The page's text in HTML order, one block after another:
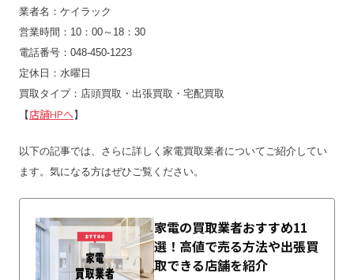
業者名：ケイラック
営業時間：10：00～18：30
電話番号：048-450-1223
定休日：水曜日
買取タイプ：店頭買取・出張買取・宅配買取
【 店舗HPへ】
以下の記事では、さらに詳しく家電買取業者についてご紹介してい
ます。気になる方はぜひご覧ください。
家電の買取業者おすすめ11
選！高値で売る方法や出張買
取できる店舗を紹介